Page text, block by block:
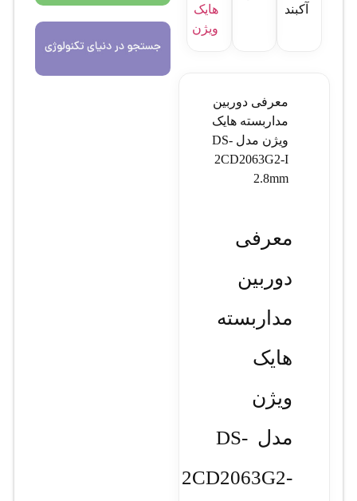
آکبند
هایک
ویژن
معرفی دوربین
مداربسته هایک
ویژن مدل DS-
2CD2063G2-I
2.8mm
معرفی
دوربین
مداربسته
هایک
ویژن
مدل DS-
2CD2063G2-